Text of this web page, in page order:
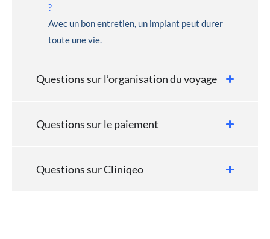
?
Avec un bon entretien, un implant peut durer
toute une vie.
Questions sur l’organisation du voyage
Questions sur le paiement
Questions sur Cliniqeo